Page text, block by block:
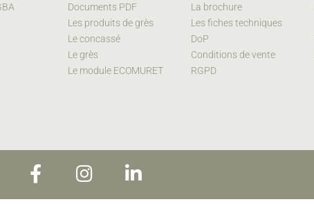
Documents PDF
Les produits de grès
Le concassé
Le grès
Le module ECOMURET
La brochure
Les fiches techniques
DoP
Conditions de vente
RGPD